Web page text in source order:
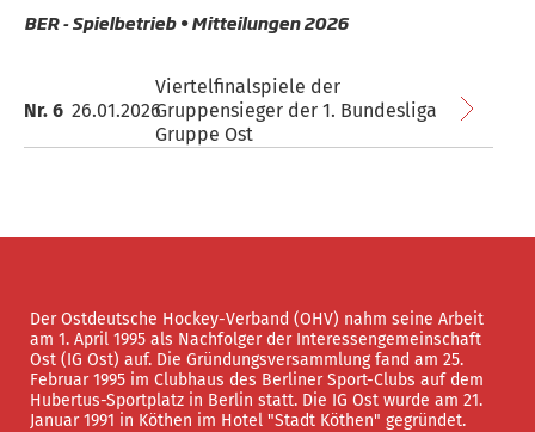
BER - Spielbetrieb • Mitteilungen 2026
Nr. 6 26.01.2026
Viertelfinalspiele der
Gruppensieger der 1. Bundesliga
Gruppe Ost
Der Ostdeutsche Hockey-Verband (OHV) nahm seine Arbeit
am 1. April 1995 als Nachfolger der Interessengemeinschaft
Ost (IG Ost) auf. Die Gründungsversammlung fand am 25.
Februar 1995 im Clubhaus des Berliner Sport-Clubs auf dem
Hubertus-Sportplatz in Berlin statt. Die IG Ost wurde am 21.
Januar 1991 in Köthen im Hotel "Stadt Köthen" gegründet.